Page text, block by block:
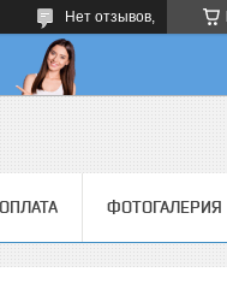
Нет отзывов,
ФОТОГАЛЕРИЯ